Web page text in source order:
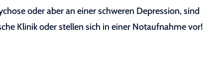
oder aber an einer schweren Depression, sind
Klinik oder stellen sich in einer Notaufnahme vor!